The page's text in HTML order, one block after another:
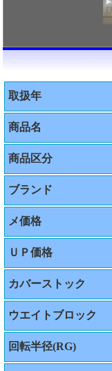
取扱年
商品名
商品区分
ブランド
メ価格
ＵＰ価格
カバーストック
ウエイトブロック
回転半径(RG)